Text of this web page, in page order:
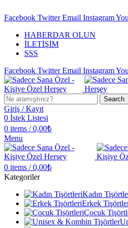
Facebook Twitter Email Instagram
HABERDAR OLUN
İLETİŞİM
SSS
Facebook Twitter Email Instagram
Search
Giriş / Kayıt
0 İstek Listesi
0 items / 0,00₺
Menu
0 items / 0,00₺
Kategoriler
Kadın
Erkek
Çocuk